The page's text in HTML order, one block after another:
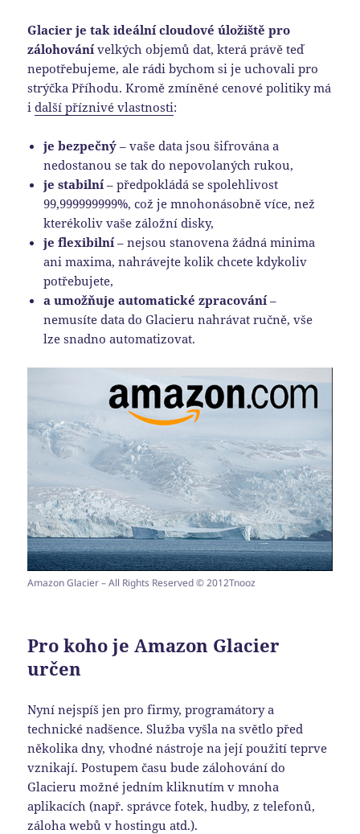
Glacier je tak ideální cloudové úložiště pro
zálohovánívelkých objemů dat, která právě teď
nepotřebujeme, ale rádi bychom si je uchovali pro
strýčka Příhodu. Kromě zmíněné cenové politiky má
idalší příznivé vlastnosti:
je bezpečný – vaše data jsou šifrována a
nedostanou se tak do nepovolaných rukou,
je stabilní– předpokládá se spolehlivost
99,999999999%, což je mnohonásobně více, než
kterékoliv vaše záložní disky,
je flexibilní– nejsou stanovena žádná minima
ani maxima, nahrávejte kolik chcete kdykoliv
potřebujete,
a umožňuje automatické zpracování–
nemusíte data do Glacieru nahrávat ručně, vše
lze snadno automatizovat.
Amazon Glacier – All Rights Reserved © 2012Tnooz
Pro koho je Amazon Glacier
určen
Nyní nejspíš jen pro firmy, programátory a
technické nadšence. Služba vyšla na světlo před
několika dny, vhodné nástroje na její použití teprve
vznikají. Postupem času bude zálohování do
Glacieru možné jedním kliknutím v mnoha
aplikacích (např. správce fotek, hudby, z telefonů,
záloha webů v hostingu atd.).